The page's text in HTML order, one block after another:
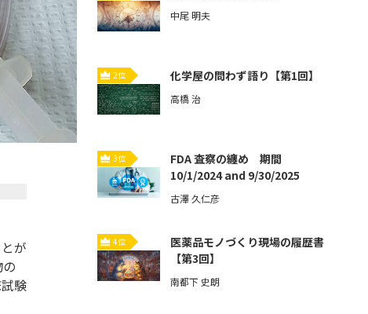
が
験
中尾 明夫
2位 化学屋の問わず語り【第1回】
高橋 治
3位
FDA 査察の纏め 期間
10/1/2024 and 9/30/2025
古澤 久仁彦
4位
医薬品モノづくり現場の履歴書
【第3回】
南都下 史朗